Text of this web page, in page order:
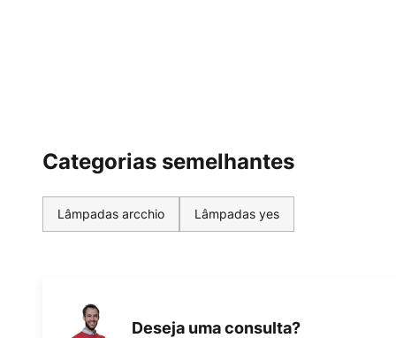
Categorias semelhantes
Lâmpadas arcchio Lâmpadas yes
Deseja uma consulta?